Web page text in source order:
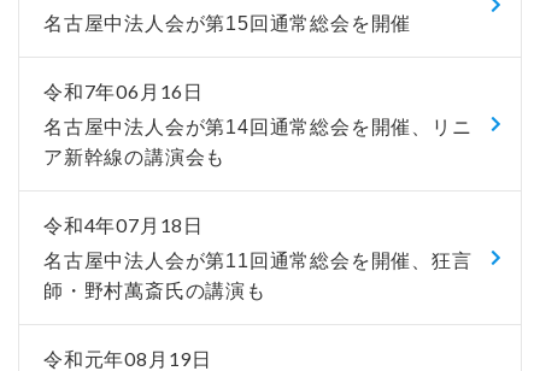
名古屋中法人会が第15回通常総会を開催
令和7年06月16日
名古屋中法人会が第14回通常総会を開催、リニ
ア新幹線の講演会も
令和4年07月18日
名古屋中法人会が第11回通常総会を開催、狂言
師・野村萬斎氏の講演も
令和元年08月19日